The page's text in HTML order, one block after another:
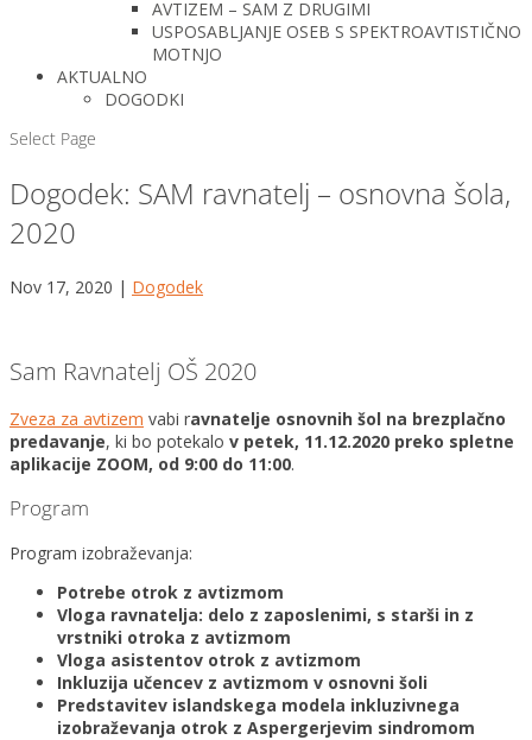
AVTIZEM – SAM Z DRUGIMI
USPOSABLJANJE OSEB S SPEKTROAVTISTIČNO
MOTNJO
AKTUALNO
DOGODKI
Select Page
Dogodek: SAM ravnatelj – osnovna šola,
2020
Nov 17, 2020 | Dogodek
Sam Ravnatelj OŠ 2020
Zveza za avtizem vabi ravnatelje osnovnih šol na brezplačno
predavanje, ki bo potekalo v petek, 11.12.2020 preko spletne
aplikacije ZOOM, od 9:00 do 11:00.
Program
Program izobraževanja:
Potrebe otrok z avtizmom
Vloga ravnatelja: delo z zaposlenimi, s starši in z
vrstniki otroka z avtizmom
Vloga asistentov otrok z avtizmom
Inkluzija učencev z avtizmom v osnovni šoli
Predstavitev islandskega modela inkluzivnega
izobraževanja otrok z Aspergerjevim sindromom